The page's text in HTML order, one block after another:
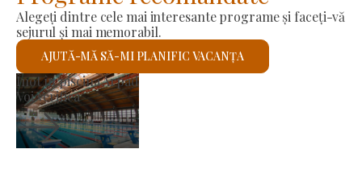
Alegeți dintre cele mai interesante programe și faceți-vă
sejurul și mai memorabil.
AJUTĂ-MĂ SĂ-MI PLANIFIC VACANȚA
producătorilor